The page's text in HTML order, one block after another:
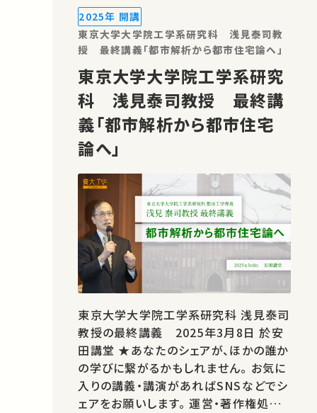
ん。 お気に入りの講義・講演があれば
SNSなどでシェアをお願いします。
2025年 開講
東京大学大学院工学系研究科 浅見泰司教
授 最終講義「都市解析から都市住宅論へ」
東京大学大学院工学系研究
科 浅見泰司教授 最終講
義「都市解析から都市住宅
論へ」
東京大学大学院工学系研究科 浅見泰司
教授の最終講義 2025年3月8日 於安
田講堂 ★あなたのシェアが、ほかの誰か
の学びに繋がるかもしれません。 お気に
入りの講義・講演があればSNSなどでシ
ェアをお願いします。 運営・著作権処理・